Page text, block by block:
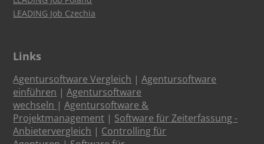
LEADING Job Czechia
Links
Agentursoftware Vergleich |Agentursoftware
einführen |Agentursoftware
wechseln |Agentursoftware &
Projektmanagement | Software für Zeiterfassung -
Anbietervergleich | Controlling für